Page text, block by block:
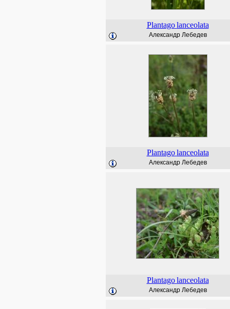
Plantago lanceolata
Александр Лебедев
Plantago lanceolata
Александр Лебедев
Plantago lanceolata
Александр Лебедев